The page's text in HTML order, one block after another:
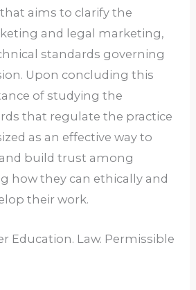
aims to clarify the
and legal marketing,
standards governing
Upon concluding this
of studying the
that regulate the practice
as an effective way to
build trust among
how they can ethically and
their work.
Education. Law. Permissible